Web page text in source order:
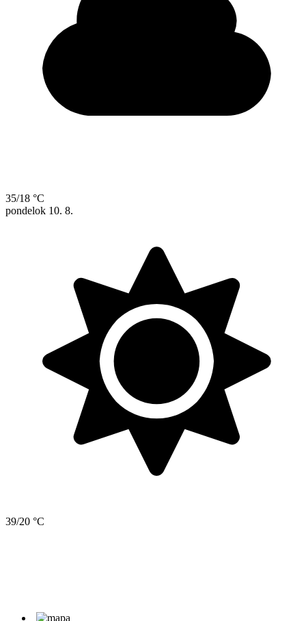
35/18 °C
pondelok 10. 8.
39/20 °C